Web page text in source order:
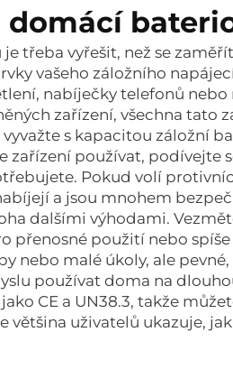
třeba vyřešit, než se
vašeho záložního
nabíječky telefonů nebo
zařízení, všechna tato
s kapacitou záložní
používat, podívejte
Pokud volí
a jsou mnohem
dalšími výhodami.
použití nebo
nebo malé úkoly, ale
používat doma na
CE a UN38.3, takže
většina uživatelů ukazuje,